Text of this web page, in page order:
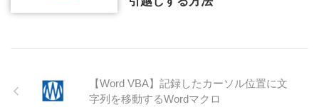
【Word VBA】記録したカーソル位置に文
字列を移動するWordマクロ